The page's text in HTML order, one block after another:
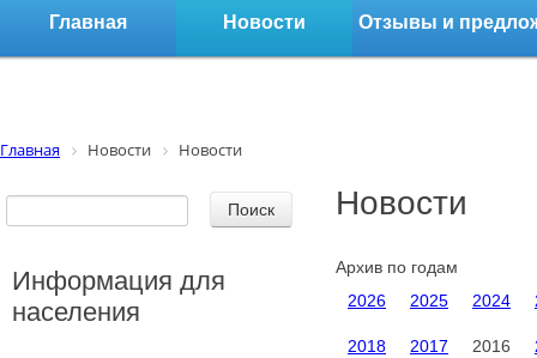
Главная Новости Отзывы и
Главная Новости Новости
Новости
Архив по годам
2026
2025 2024
2018 2017 2016
Информация для
населения